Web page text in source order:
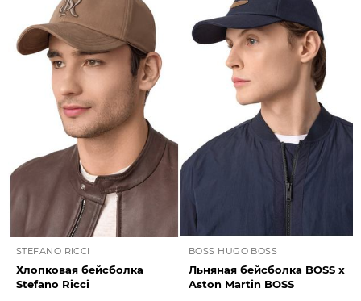
STEFANO RICCI
Хлопковая бейсболка
Stefano Ricci
BOSS HUGO BOSS
Льняная бейсболка BOSS x
Aston Martin BOSS